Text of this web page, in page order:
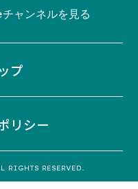
チャンネルを見る
プ
リシー
RESERVED.